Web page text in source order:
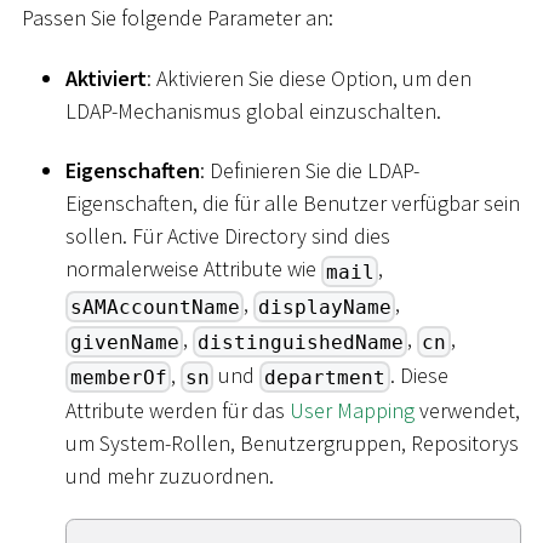
Passen Sie folgende Parameter an:
Aktiviert: Aktivieren Sie diese Option, um den
LDAP-Mechanismus global einzuschalten.
Eigenschaften: Definieren Sie die LDAP-
Eigenschaften, die für alle Benutzer verfügbar sein
sollen. Für Active Directory sind dies
normalerweise Attribute wie mail ,
sAMAccountName , displayName ,
givenName , distinguishedName , cn ,
memberOf , sn und department . Diese
Attribute werden für das User Mappingverwendet,
um System-Rollen, Benutzergruppen, Repositorys
und mehr zuzuordnen.